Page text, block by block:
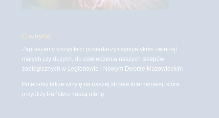
O witrynie
Zapraszamy wszystkich posiadaczy i sympatyków zwierząt
małych czy dużych, do odwiedzenia naszych sklepów
zoologicznych w Legionowie i Nowym Dworze Mazowieckim
Polecamy także wizytę na naszej stronie internetowej, która
przybliży Państwu naszą ofertę.